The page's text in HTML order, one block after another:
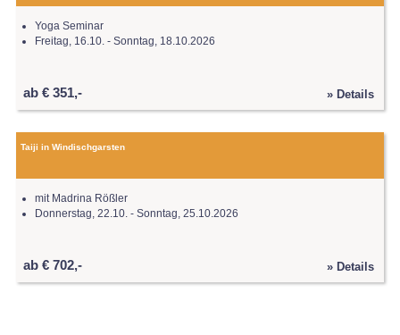
Yoga Seminar
Freitag, 16.10. - Sonntag, 18.10.2026
ab € 351,- » Details
Taiji in Windischgarsten
mit Madrina Rößler
Donnerstag, 22.10. - Sonntag, 25.10.2026
ab € 702,- » Details